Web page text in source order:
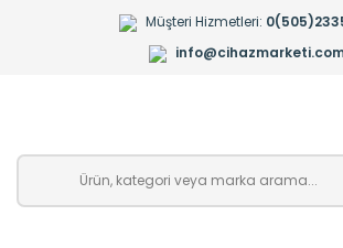
Müşteri Hizmetleri: